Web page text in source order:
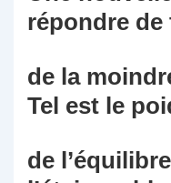
répondre de
de la
Tel est le
de